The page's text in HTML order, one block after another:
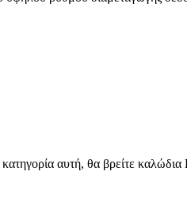
κατηγορία αυτή, θα βρείτε